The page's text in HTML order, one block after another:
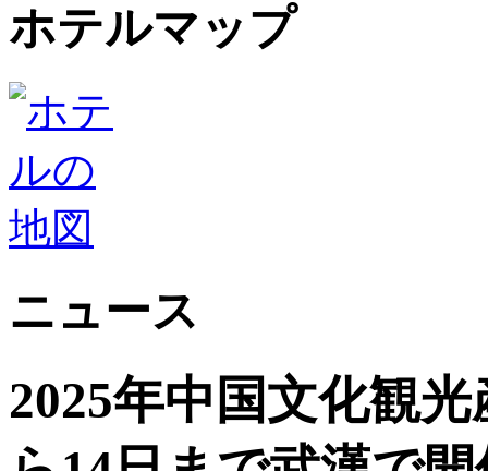
ホテルマップ
ニュース
2025年中国文化観